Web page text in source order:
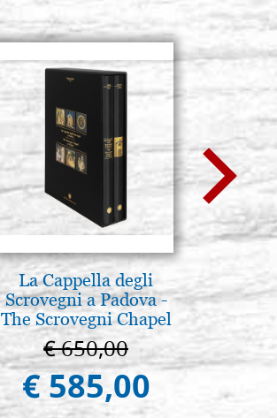
La Cappella degli
Scrovegni a Padova -
The Scrovegni Chapel
in Padua
€ 650,00
€ 585,00
La
€
€